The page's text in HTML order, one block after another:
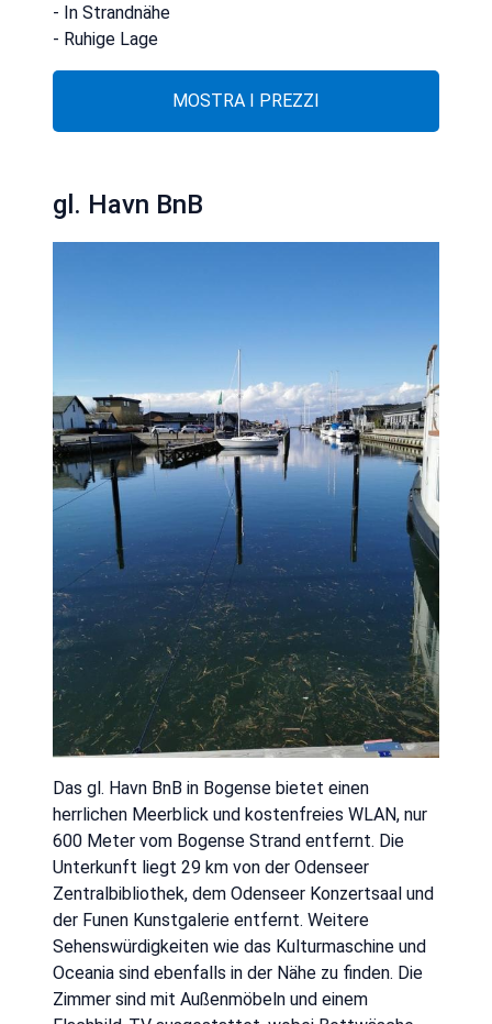
- In Strandnähe
- Ruhige Lage
MOSTRA I PREZZI
gl. Havn BnB
Das gl. Havn BnB in Bogense bietet einen
herrlichen Meerblick und kostenfreies WLAN, nur
600 Meter vom Bogense Strand entfernt. Die
Unterkunft liegt 29 km von der Odenseer
Zentralbibliothek, dem Odenseer Konzertsaal und
der Funen Kunstgalerie entfernt. Weitere
Sehenswürdigkeiten wie das Kulturmaschine und
Oceania sind ebenfalls in der Nähe zu finden. Die
Zimmer sind mit Außenmöbeln und einem